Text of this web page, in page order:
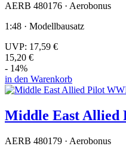
AERB 480176 · Aerobonus
1:48 · Modellbausatz
UVP: 17,59 €
15,20 €
- 14%
in den Warenkorb
Middle East
AERB 480179 · Aerobonus